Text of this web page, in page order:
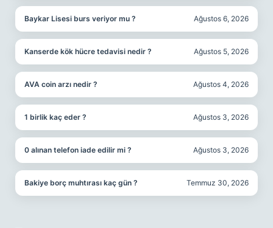
Baykar Lisesi burs veriyor mu ? Ağustos 6, 2026
Kanserde kök hücre tedavisi nedir ? Ağustos 5, 2026
AVA coin arzı nedir ? Ağustos 4, 2026
1 birlik kaç eder ? Ağustos 3, 2026
0 alınan telefon iade edilir mi ? Ağustos 3, 2026
Bakiye borç muhtırası kaç gün ? Temmuz 30, 2026